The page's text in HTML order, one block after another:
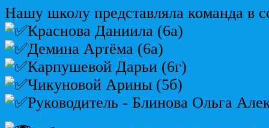
Нашу школу представляла команда в
Краснова Даниила (6а)
Демина Артёма (6а)
Карпушевой Дарьи (6г)
Чикуновой Арины (5б)
Руководитель - Блинова Ольга